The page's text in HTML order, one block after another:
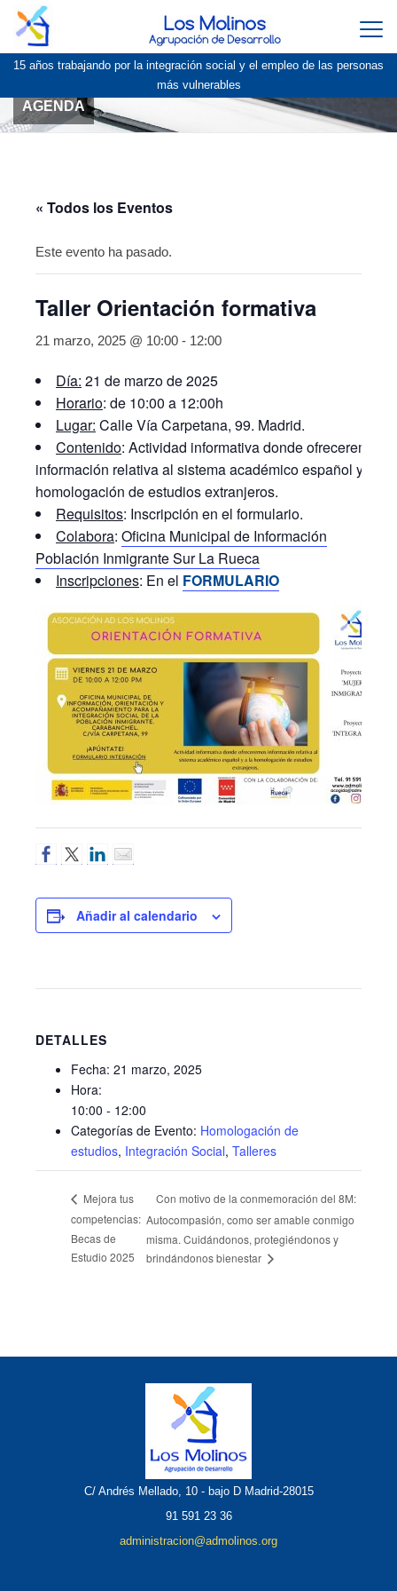
15 años trabajando por la integración social y el empleo de las personas
más vulnerables
AGENDA
« Todos los Eventos
Este evento ha pasado.
Taller Orientación formativa
21 marzo, 2025 @ 10:00 - 12:00
Día: 21 de marzo de 2025
Horario: de 10:00 a 12:00h
Lugar: Calle Vía Carpetana, 99. Madrid.
Contenido: Actividad informativa donde ofreceremos
información relativa al sistema académico español y a la
homologación de estudios extranjeros.
Requisitos: Inscripción en el formulario.
Colabora: Oficina Municipal de Información
Población Inmigrante Sur La Rueca
Inscripciones: En el FORMULARIO
Añadir al calendario
DETALLES
Fecha: 21 marzo, 2025
Hora:
10:00 - 12:00
Categorías de Evento: Homologación de
estudios, Integración Social, Talleres
Mejora tus
competencias:
Becas de
Estudio 2025
Con motivo de la conmemoración del 8M:
Autocompasión, como ser amable conmigo
misma. Cuidándonos, protegiéndonos y
brindándonos bienestar
C/ Andrés Mellado, 10 - bajo D Madrid-28015
91 591 23 36
administracion@admolinos.org